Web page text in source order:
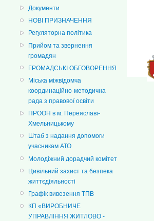
Документи
НОВІ ПРИЗНАЧЕННЯ
Регуляторна політика
Прийом та звернення
громадян
ГРОМАДСЬКІ ОБГОВОРЕННЯ
Міська міжвідомча
координаційно-методична
рада з правової освіти
ПРООН в м. Переяславі-
Хмельницькому
Штаб з надання допомоги
учасникам АТО
Молодіжний дорадчий комітет
Цивільний захист та безпека
життєдіяльності
Графік вивезення ТПВ
КП «ВИРОБНИЧЕ
УПРАВЛІННЯ ЖИТЛОВО -